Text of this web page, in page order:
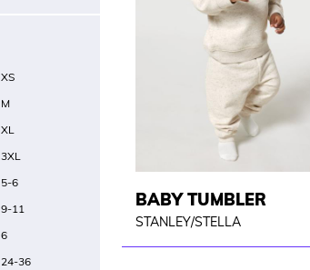
XS
M
XL
3XL
5-6
9-11
6
24-36
BABY TUMBLER
STANLEY/STELLA